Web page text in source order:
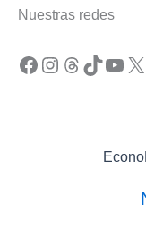
Nuestras redes
Facebook Instagram Threads TikTok YouTube X